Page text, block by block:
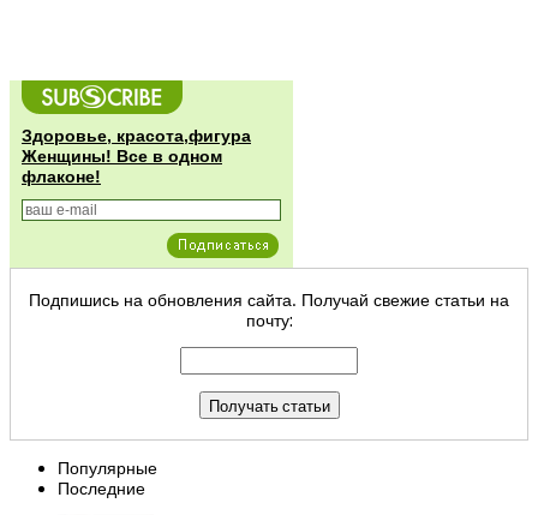
Здоровье, красота,фигура
Женщины! Все в одном
флаконе!
Подпишись на обновления сайта. Получай свежие статьи на
почту:
Популярные
Последние